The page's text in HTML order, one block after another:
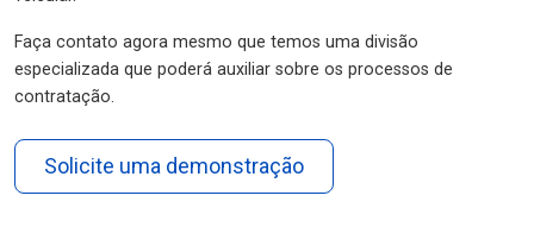
Faça contato agora mesmo que temos uma divisão
especializada que poderá auxiliar sobre os processos de
contratação.
Solicite uma demonstração